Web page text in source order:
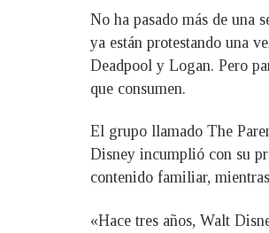
No ha pasado más de una
ya están protestando una
Deadpool y Logan. Pero
que consumen.
El grupo llamado The
Disney incumplió con su
contenido familiar,
«Hace tres años, Walt